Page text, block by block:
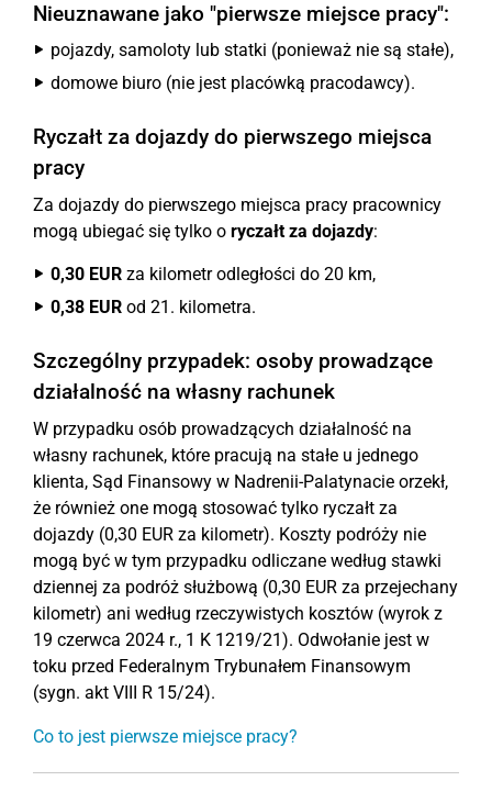
Nieuznawane jako "pierwsze miejsce pracy":
pojazdy, samoloty lub statki (ponieważ nie są stałe),
domowe biuro (nie jest placówką pracodawcy).
Ryczałt za dojazdy do pierwszego miejsca
pracy
Za dojazdy do pierwszego miejsca pracy pracownicy
mogą ubiegać się tylko o ryczałt za dojazdy:
0,30 EUR za kilometr odległości do 20 km,
0,38 EUR od 21. kilometra.
Szczególny przypadek: osoby prowadzące
działalność na własny rachunek
W przypadku osób prowadzących działalność na
własny rachunek, które pracują na stałe u jednego
klienta, Sąd Finansowy w Nadrenii-Palatynacie orzekł,
że również one mogą stosować tylko ryczałt za
dojazdy (0,30 EUR za kilometr). Koszty podróży nie
mogą być w tym przypadku odliczane według stawki
dziennej za podróż służbową (0,30 EUR za przejechany
kilometr) ani według rzeczywistych kosztów (wyrok z
19 czerwca 2024 r., 1 K 1219/21). Odwołanie jest w
toku przed Federalnym Trybunałem Finansowym
(sygn. akt VIII R 15/24).
Co to jest pierwsze miejsce pracy?